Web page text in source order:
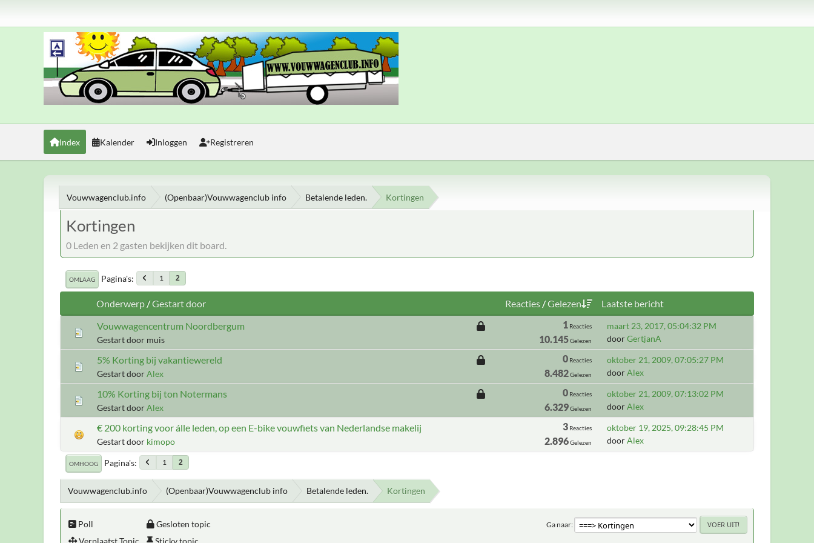
Index Kalender Inloggen Registreren
Vouwwagenclub.info (Openbaar)Vouwwagenclub info Betalende leden. Kortingen
Kortingen
0 Leden en 2 gasten bekijken dit board.
OMLAAG Pagina's 1 2
Onderwerp/Gestart door Reacties/Gelezen
Laatste bericht
Vouwwagencentrum Noordbergum
Gestart door muis
1 Reacties
10.145Gelezen
maart 23, 2017, 05:04:32 PM
doorGertjanA
5% Korting bij vakantiewereld
Gestart doorAlex
0 Reacties
8.482Gelezen
oktober 21, 2009, 07:05:27 PM
doorAlex
10% Korting bij ton Notermans
Gestart doorAlex
0 Reacties
6.329Gelezen
oktober 21, 2009, 07:13:02 PM
doorAlex
€ 200 korting voor álle leden, op een E-bike vouwfiets van Nederlandse makelij
Gestart door kimopo
3 Reacties
2.896Gelezen
oktober 19, 2025, 09:28:45 PM
doorAlex
OMHOOG Pagina's 1 2
Vouwwagenclub.info (Openbaar)Vouwwagenclub info Betalende leden. Kortingen
Ga naar
Poll
Verplaatst Topic
Gesloten topic
Sticky topic